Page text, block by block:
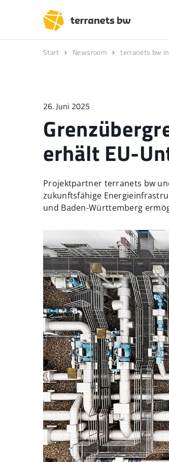
Start Newsroom terranets bw
26. Juni 2025
erhält EU-
Projektpartner terranets bw
zukunftsfähige
und Baden-Württemberg